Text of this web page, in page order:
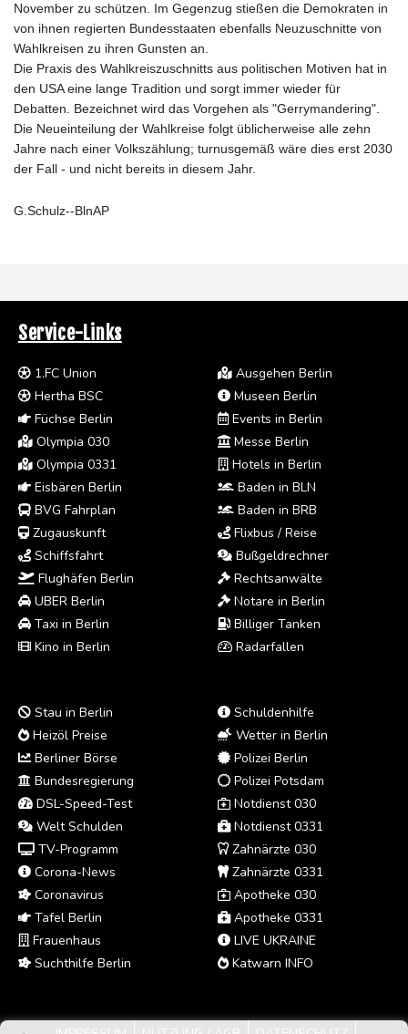
November zu schützen. Im Gegenzug stießen die Demokraten in
von ihnen regierten Bundesstaaten ebenfalls Neuzuschnitte von
Wahlkreisen zu ihren Gunsten an.
Die Praxis des Wahlkreiszuschnitts aus politischen Motiven hat in
den USA eine lange Tradition und sorgt immer wieder für
Debatten. Bezeichnet wird das Vorgehen als "Gerrymandering".
Die Neueinteilung der Wahlkreise folgt üblicherweise alle zehn
Jahre nach einer Volkszählung; turnusgemäß wäre dies erst 2030
der Fall - und nicht bereits in diesem Jahr.
G.Schulz--BlnAP
Service-Links
1.FC Union
Hertha BSC
Füchse Berlin
Olympia 030
Olympia 0331
Eisbären Berlin
BVG Fahrplan
Zugauskunft
Schiffsfahrt
Flughäfen Berlin
UBER Berlin
Taxi in Berlin
Kino in Berlin
Ausgehen Berlin
Museen Berlin
Events in Berlin
Messe Berlin
Hotels in Berlin
Baden in BLN
Baden in BRB
Flixbus / Reise
Bußgeldrechner
Rechtsanwälte
Notare in Berlin
Billiger Tanken
Radarfallen
Stau in Berlin
Heizöl Preise
Berliner Börse
Bundesregierung
DSL-Speed-Test
Welt Schulden
TV-Programm
Corona-News
Coronavirus
Tafel Berlin
Frauenhaus
Suchthilfe Berlin
Schuldenhilfe
Wetter in Berlin
Polizei Berlin
Polizei Potsdam
Notdienst 030
Notdienst 0331
Zahnärzte 030
Zahnärzte 0331
Apotheke 030
Apotheke 0331
LIVE UKRAINE
Katwarn INFO